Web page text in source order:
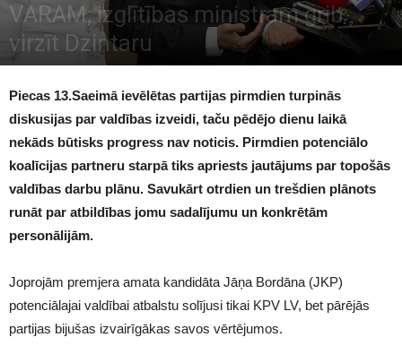
VARAM; izglītības ministram grib
virzīt Dzintaru
Piecas 13.Saeimā ievēlētas partijas pirmdien turpinās
diskusijas par valdības izveidi, taču pēdējo dienu laikā
nekāds būtisks progress nav noticis. Pirmdien potenciālo
koalīcijas partneru starpā tiks apriests jautājums par topošās
valdības darbu plānu. Savukārt otrdien un trešdien plānots
runāt par atbildības jomu sadalījumu un konkrētām
personālijām.
Joprojām premjera amata kandidāta Jāņa Bordāna (JKP)
potenciālajai valdībai atbalstu solījusi tikai KPV LV, bet pārējās
partijas bijušas izvairīgākas savos vērtējumos.